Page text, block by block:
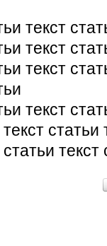
текст
текст
текст
текст
статьи